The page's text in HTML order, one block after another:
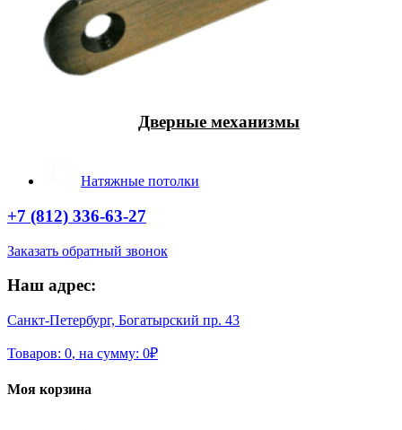
Дверные механизмы
Натяжные потолки
+7 (812) 336-63-27
Заказать обратный звонок
Наш адрес:
Санкт-Петербург, Богатырский пр. 43
Товаров: 0, на сумму: 0₽
Моя корзина